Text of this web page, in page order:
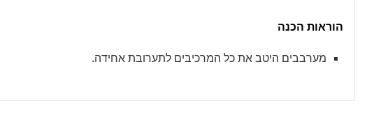
הוראות הכנה
מערבבים היטב את כל המרכיבים לתערובת אחידה.